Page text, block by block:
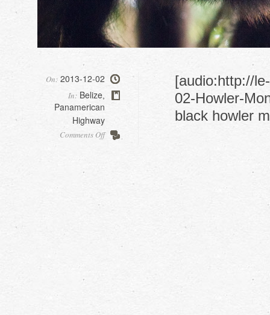
On: 2013-12-02
In: Belize
Panamerican
Highway
Comments Offon
[audio:http://
02-Howler-
black howler